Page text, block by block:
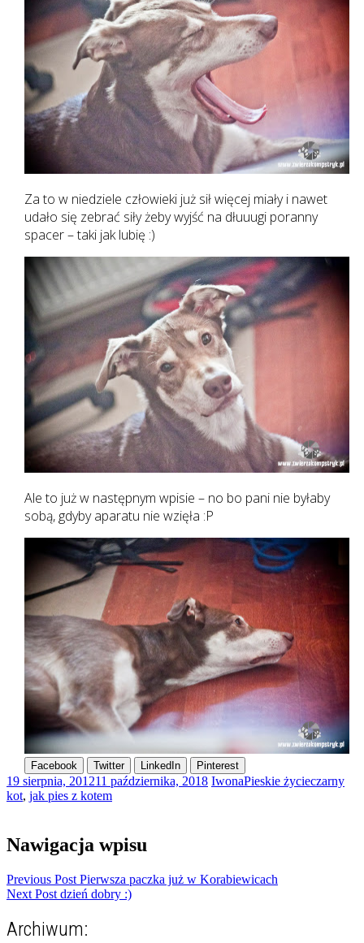
Za to w niedziele człowieki już sił więcej miały i nawet
udało się zebrać siły żeby wyjść na dłuuugi poranny
spacer – taki jak lubię :)
Ale to już w następnym wpisie – no bo pani nie byłaby
sobą, gdyby aparatu nie wzięła :P
Facebook Twitter LinkedIn Pinterest
19 sierpnia, 201211 października, 2018 IwonaPieskie życieczarny
kot, jak pies z kotem
Nawigacja wpisu
Previous Post Pierwsza paczka już w Korabiewicach
Next Post dzień dobry :)
Archiwum: